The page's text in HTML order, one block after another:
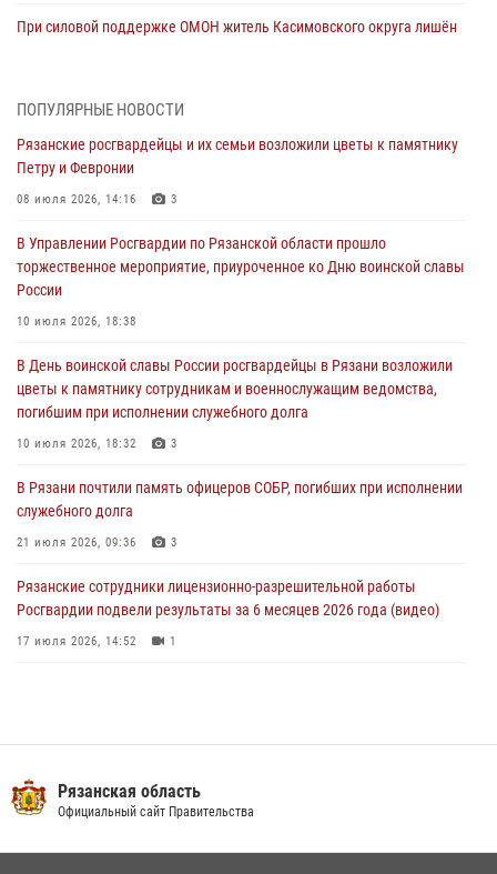
При силовой поддержке ОМОН житель Касимовского округа лишён
27 июля 2026, 15:26
Офицер вневедомственной охраны в эфире «Радио России - Рязань»
рассказал о службе во вневедомственной охране
23 июля 2026, 09:02
В Рязани почтили память офицеров СОБР, погибших при исполнении
служебного долга
Росгвардии подвели результаты за 6 месяцев 2026 года (видео)
17 июля 2026, 14:52 1
Вневедомственная охрана подвела итоги деятельности
ПОПУЛЯРНЫЕ НОВОСТИ
Рязанские росгвардейцы и их семьи возложили цветы к памятнику
Петру и Февронии
08 июля 2026, 14:16 3
В Управлении Росгвардии по Рязанской области прошло
торжественное мероприятие, приуроченное ко Дню воинской славы
России
10 июля 2026, 18:38
В День воинской славы России росгвардейцы в Рязани возложили
цветы к памятнику сотрудникам и военнослужащим ведомства,
погибшим при исполнении служебного долга
10 июля 2026, 18:32 3
В Рязани почтили память офицеров СОБР, погибших при исполнении
служебного долга
21 июля 2026, 09:36 3
Рязанские сотрудники лицензионно-разрешительной работы
Росгвардии подвели результаты за 6 месяцев 2026 года (видео)
17 июля 2026, 14:52 1
В рязанском Управлении Росгвардии прошел чемпионат по мини-
футболу
Рязанская область
Официальный сайт Правительства